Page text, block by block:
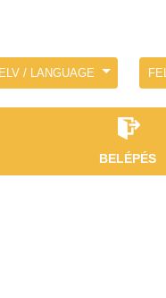
/ LANGUAGE
BELÉPÉS